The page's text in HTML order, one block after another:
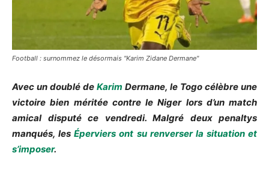
Football : surnommez le désormais "Karim Zidane Dermane"
Avec un doublé de Karim Dermane, le Togo célèbre une
victoire bien méritée contre le Niger lors d’un match
amical disputé ce vendredi. Malgré deux penaltys
manqués, lesÉperviers ont su renverser la situation et
s’imposer.